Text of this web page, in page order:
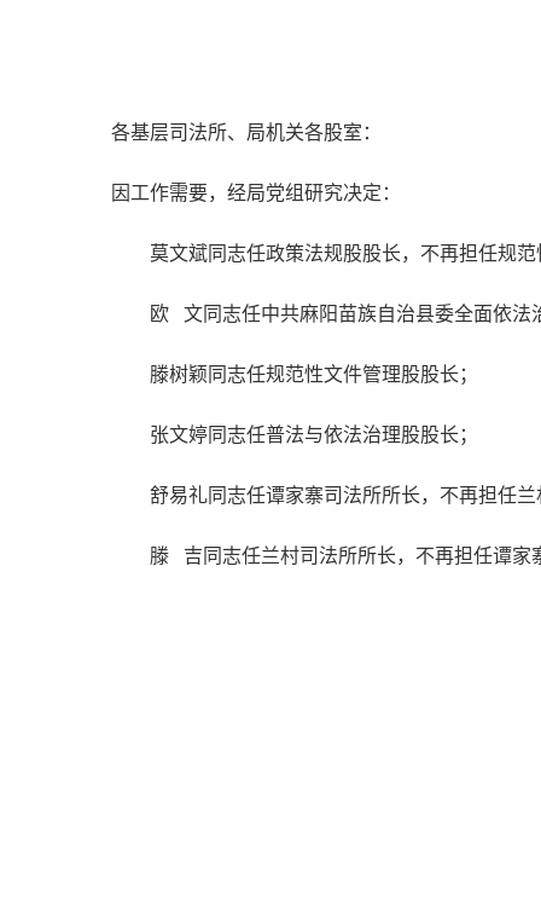
各基层司法所、局机关各股室：
因工作需要，经局党组研究决定：
莫文斌同志任政策法规股股长，不再担任规范
欧 文同志任中共麻阳苗族自治县委全面依法
滕树颖同志任规范性文件管理股股长；
张文婷同志任普法与依法治理股股长；
舒易礼同志任谭家寨司法所所长，不再担任兰
滕 吉同志任兰村司法所所长，不再担任谭家